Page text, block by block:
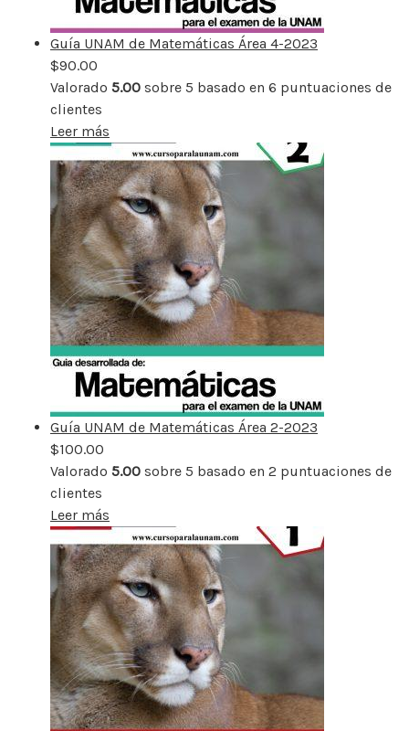
Guía UNAM de Matemáticas Área 4-2023
$90.00
Valorado 5.00 sobre 5 basado en 6 puntuaciones de
clientes
Leer más
Guía UNAM de Matemáticas Área 2-2023
$100.00
Valorado 5.00 sobre 5 basado en 2 puntuaciones de
clientes
Leer más